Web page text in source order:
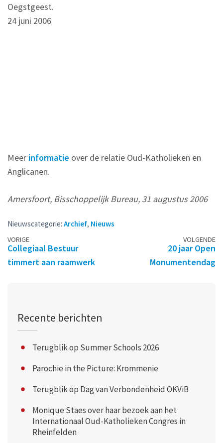
Oegstgeest.
24 juni 2006
Meer informatie over de relatie Oud-Katholieken en
Anglicanen.
Amersfoort, Bisschoppelijk Bureau, 31 augustus 2006
Nieuwscategorie: Archief, Nieuws
Berichtennavigatie
VORIGE
Collegiaal Bestuur
timmert aan raamwerk
VOLGENDE
20 jaar Open
Monumentendag
Recente berichten
Terugblik op Summer Schools 2026
Parochie in the Picture: Krommenie
Terugblik op Dag van Verbondenheid OKViB
Monique Staes over haar bezoek aan het
Internationaal Oud-Katholieken Congres in
Rheinfelden